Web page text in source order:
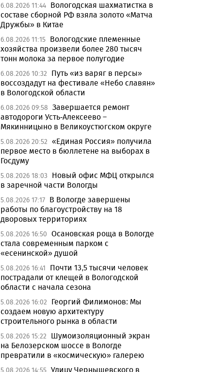
6.08.2026 11:44 Вологодская шахматистка в
составе сборной РФ взяла золото «Матча
Дружбы» в Китае
6.08.2026 11:15 Вологодские племенные
хозяйства произвели более 280 тысяч
тонн молока за первое полугодие
6.08.2026 10:32
Путь «из варяг в персы»
воссоздадут на фестивале «Небо славян»
в Вологодской области
6.08.2026 09:58 Завершается ремонт
автодороги Усть-Алексеево –
Мякинницыно в Великоустюгском округе
5.08.2026 20:52 «Единая Россия» получила
первое место в бюллетене на выборах в
Госдуму
5.08.2026 18:03
Новый офис МФЦ открылся
в заречной части Вологды
5.08.2026 17:17 В Вологде завершены
работы по благоустройству на 18
дворовых территориях
5.08.2026 16:50 Осановская роща в Вологде
стала современным парком с
«есенинской» душой
5.08.2026 16:41
Почти 13,5 тысячи человек
пострадали от клещей в Вологодской
области с начала сезона
5.08.2026 16:02
Георгий Филимонов: Мы
создаем новую архитектуру
строительного рынка в области
5.08.2026 15:22
Шумоизоляционный экран
на Белозерском шоссе в Вологде
превратили в «космическую» галерею
5.08.2026 14:55 Улицу Чернышевского в